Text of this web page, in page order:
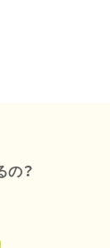
の？